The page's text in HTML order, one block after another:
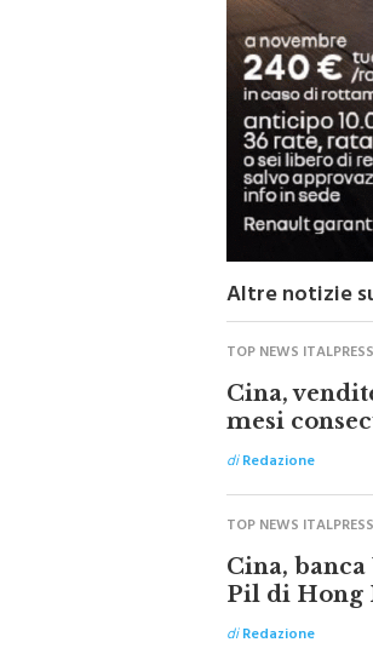
Altre notizie
TOP NEWS ITALPRESS
Cina,
mesi
diRedazione
TOP NEWS ITALPRESS
Cina,
Pil di Hong
diRedazione